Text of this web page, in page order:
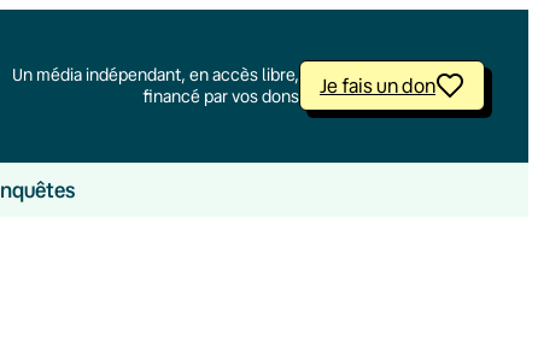
Un média indépendant, en accès libre,
financé par vos dons
Je fais un don